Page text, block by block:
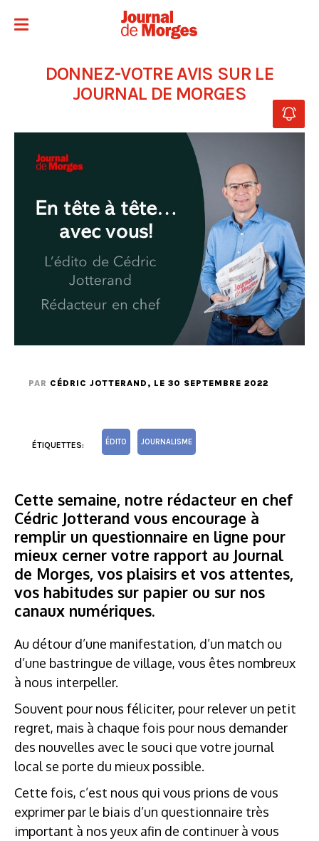
DONNEZ-VOTRE AVIS SUR LE
JOURNAL DE MORGES
PAR CÉDRIC JOTTERAND , LE 30 SEPTEMBRE 2022
ÉTIQUETTES: ÉDITO JOURNALISME
Cette semaine, notre rédacteur en chef
Cédric Jotterand vous encourage à
remplir un questionnaire en ligne pour
mieux cerner votre rapport au Journal
de Morges, vos plaisirs et vos attentes,
vos habitudes sur papier ou sur nos
canaux numériques.
Au détour d’une manifestation, d’un match ou
d’une bastringue de village, vous êtes nombreux
à nous interpeller.
Souvent pour nous féliciter, pour relever un petit
regret, mais à chaque fois pour nous demander
des nouvelles avec le souci que votre journal
local se porte du mieux possible.
Cette fois, c’est nous qui vous prions de vous
exprimer par le biais d’un questionnaire très
important à nos yeux afin de continuer à vous